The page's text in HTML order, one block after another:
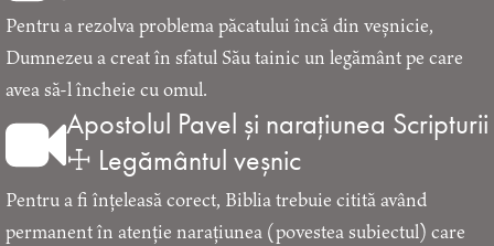
Pentru a rezolva problema păcatului încă din veșnicie,
Dumnezeu a creat în sfatul Său tainic un legământ pe care
avea să-l încheie cu omul.
Apostolul Pavel și narațiunea Scripturii
☩ Legământul veșnic
Pentru a fi înțeleasă corect, Biblia trebuie citită având
permanent în atenție narațiunea (povestea subiectul) care